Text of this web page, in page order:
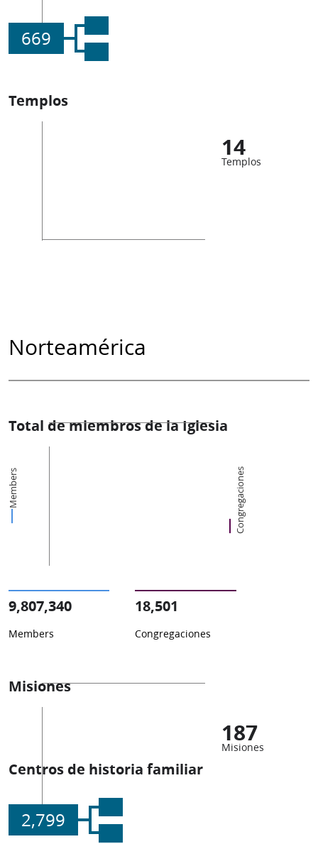
669
Templos
14
Templos
Norteamérica
Total de miembros de la Iglesia
Members Congregaciones
9,807,340
Members
18,501
Congregaciones
Misiones
187
Misiones
Centros de historia familiar
2,799